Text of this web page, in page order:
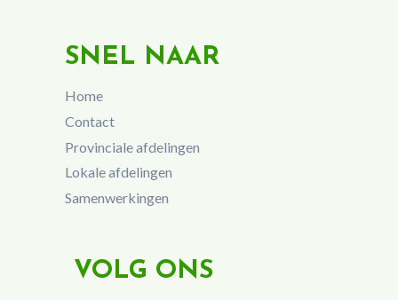
SNEL NAAR
Home
Contact
Provinciale afdelingen
Lokale afdelingen
Samenwerkingen
VOLG ONS